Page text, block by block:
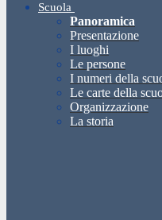
Scuola
Panoramica
Presentazione
I luoghi
Le persone
I numeri della
Le carte della
Organizzazione
La storia